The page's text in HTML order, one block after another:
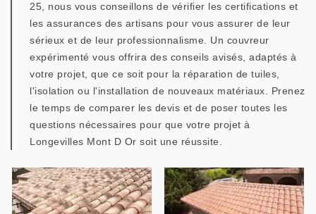
25, nous vous conseillons de vérifier les certifications et
les assurances des artisans pour vous assurer de leur
sérieux et de leur professionnalisme. Un couvreur
expérimenté vous offrira des conseils avisés, adaptés à
votre projet, que ce soit pour la réparation de tuiles,
l'isolation ou l'installation de nouveaux matériaux. Prenez
le temps de comparer les devis et de poser toutes les
questions nécessaires pour que votre projet à
Longevilles Mont D Or soit une réussite.